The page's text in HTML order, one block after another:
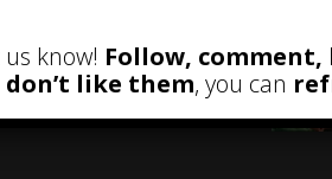
know! Follow, comment,
like them, you can